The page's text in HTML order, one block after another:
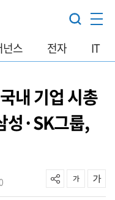
넌스 전자 IT
내 기업 시총
성·SK그룹,